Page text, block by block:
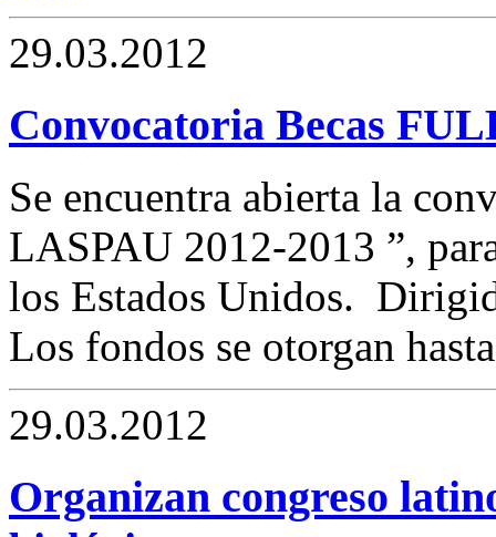
29.03.2012
Convocatoria Becas
Se encuentra abierta la
LASPAU 2012-2013 ”,
los Estados Unidos.
Los fondos se otorgan
29.03.2012
Organizan congreso